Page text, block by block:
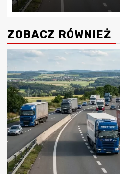
ZOBACZ RÓWNIEŻ